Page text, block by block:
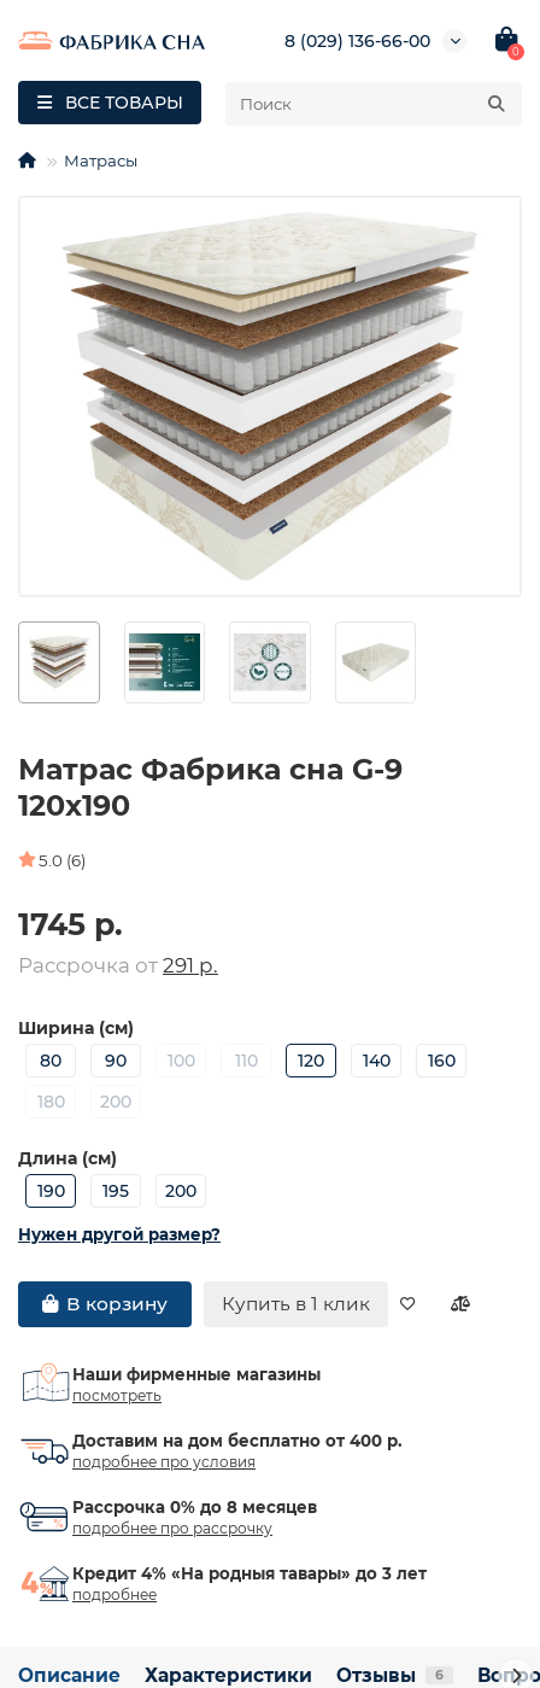
8 (029) 136-66-00
0
ВСЕ ТОВАРЫ
Матрасы
Матрас Фабрика сна G-9
120х190
5.0 (6)
1745 р.
Рассрочка от 291 р.
Ширина (см)
80
90 100 110 120 140
160
180
200
Длина (см)
190
195 200
Нужен другой размер?
В корзину Купить в 1 клик
Наши фирменные магазины
посмотреть
Доставим на дом бесплатно от 400 р.
подробнее про условия
Рассрочка 0% до 8 месяцев
подробнее про рассрочку
Кредит 4% «На родныя тавары» до 3 лет
подробнее
Описание Характеристики Отзывы 6